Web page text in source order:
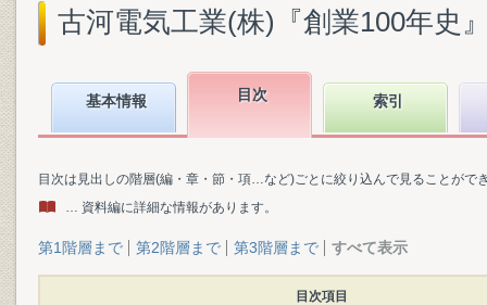
古河電気工業(株)『創業100年史
基本情報 目次 索引
目次は見出しの階層(編・章・節・項…など)ごとに絞り込んで見ることがで
… 資料編に詳細な情報があります。
第1階層まで 第2階層まで 第3階層まで すべて表示
目次項目